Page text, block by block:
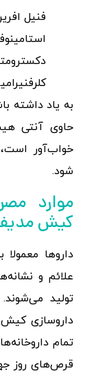
فنیل افرین 5
استامینوفن 500
دکسترومتورفان
کلرفنیرامین
به یاد داشته
حاوی آنتی
خواب‌آور
شود.
موارد
کیش
داروها
علائم و
تولید
داروسازی کیش
تمام
قرص‌های روز